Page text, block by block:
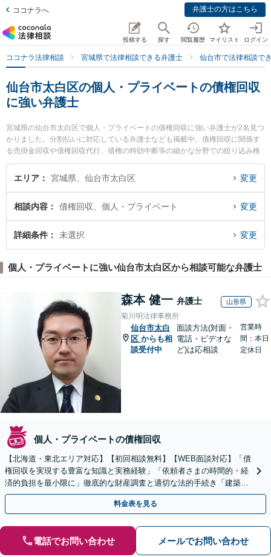
ココナラへ 弁護士の方はこちら
投稿する 探す 閲覧履歴 マイリスト ログイン
ココナラ法律相談 宮城県で法律相談できる弁護士 仙台市で法律相談で
仙台市太白区の個人・プライベートの債権回収
に強い弁護士
宮城県の仙台市太白区で個人・プライベートの債権回収に強い弁護士が2名見つ
かりました。分割払いに対応している弁護士なども掲載中。債権回収に関係す
る売掛金回収や債権回収代行、債権の時効中断等の細かな分野での絞り込み検
索もでき便利です。特にながまち駅前法律事務所の高橋 崇弁護士や仙台長町法
律事務所の飛澤 聡美弁護士のプロフィール情報や弁護士費用、強みなどが注目
債権回収のトラブル解決の実績豊富な近くの弁護士を検索したい』『初回相談
無料で個人・プライベートの債権回収を法律相談できる仙台市太白区内の弁護
士に相談予約したい』などでお困りの相談者さんにおすすめです。
エリア 宮城県、仙台市太白区 変更
相談内容 債権回収、個人・プライベート 変更
詳細条件 未選択 変更
個人・プライベートに強い仙台市太白区から相談可能な弁護士
森本 健一 弁護士 山形県
菊川明法律事務所
仙台市太白
区 からも相
談受付中
面談方法(対面・
電話・ビデオな
ど)は応相談
営業時
間：本日
定休日
個人・プライベートの債権回収
【北海道・東北エリア対応】【初回相談無料】【WEB面談対応】「債
権回収を実現する豊富な知識と実務経験」「依頼者さまの時間的・経
済的負担を最小限に」徹底的な財産調査と適切な法的手続き「建築会
社、食品会社、不動産オーナー」【休日・夜間相談可】
料金表を見る
電話でお問い合わせ メールでお問い合わせ